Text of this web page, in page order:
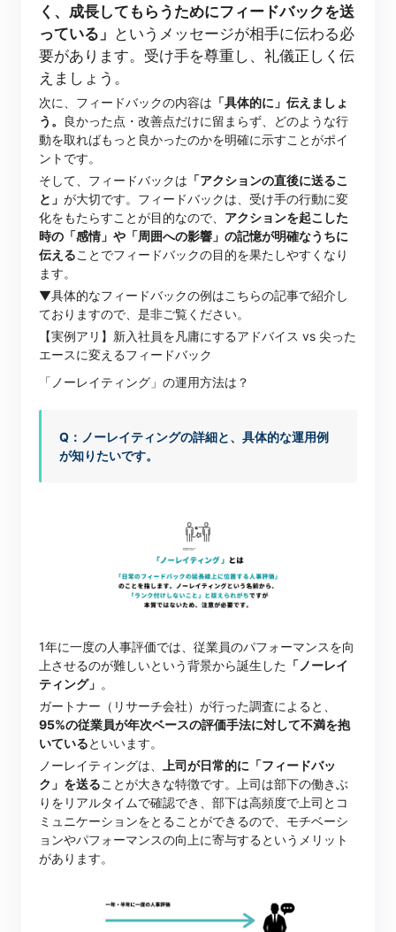
く、成長してもらうためにフィードバックを送
っている」 と い うメッセージが相手に伝わる必
要があります。受け手を尊重し、礼儀正しく伝
えましょう。
次に、フィードバックの内容は 「具体的に」伝えましょ
う。
良かった点・改善点だけに留まらず、どのような行
動を取ればもっと良かったのかを明確に示すことがポイ
ントです。
そして、フィードバックは 「アクションの直後に送るこ
と」 が大切です。フィードバックは、受け手の行動に変
化をもたらすことが目的なので、 アクションを起こした
時の「感情」や「周囲への影響」の記憶が明確なうちに
伝えることでフィードバックの目的を果たしやすくなり
ます。
▼具体的なフィードバックの例はこちらの記事で紹介し
ておりますので、是非ご覧ください。
【実例アリ】新入社員を凡庸にするアドバイス vs 尖った
エースに変えるフィードバック
「ノーレイティング」の運用方法は？
Q：ノーレイティングの詳細と、具体的な運用例
が知りたいです。
1年に一度の人事評価では、従業員のパフォーマンスを向
上させるのが難しいという背景から誕生した 「ノーレイ
ティング」 。
ガートナー（リサーチ会社）が行った調査によると、
95%の従業員が年次ベースの評価手法に対して不満を抱
いているといいます。
ノーレイティングは、
上司が日常的に「フィードバッ
ク」を送ることが大きな特徴です。上司は部下の働きぶ
りをリアルタイムで確認でき、部下は高頻度で上司とコ
ミュニケーションをとることができるので、モチベーシ
ョンやパフォーマンスの向上に寄与するというメリット
があります。